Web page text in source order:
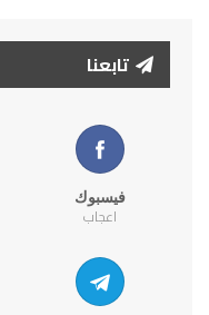
تابعنا
فيسبوك
اعجاب